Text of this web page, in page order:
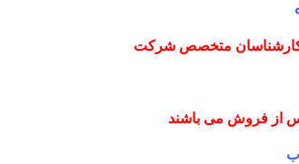
کارشناسان متخصص شرکت
از فروش می باشند